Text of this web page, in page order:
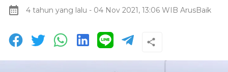
4 tahun yang lalu - 04 Nov 2021, 13:06 WIB ArusBaik